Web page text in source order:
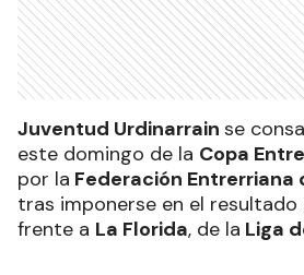
Juventud Urdinarrain se
este domingo de la Copa
por la Federación Entrerriana
tras imponerse en el resultado
frente a La Florida, de la Liga